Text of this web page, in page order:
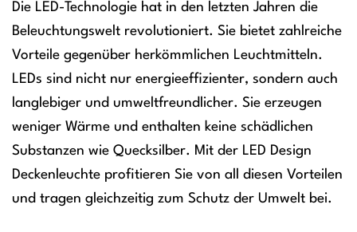
Die LED-Technologie hat in den letzten Jahren die
Beleuchtungswelt revolutioniert. Sie bietet zahlreiche
Vorteile gegenüber herkömmlichen Leuchtmitteln.
LEDs sind nicht nur energieeffizienter, sondern auch
langlebiger und umweltfreundlicher. Sie erzeugen
weniger Wärme und enthalten keine schädlichen
Substanzen wie Quecksilber. Mit der LED Design
Deckenleuchte profitieren Sie von all diesen Vorteilen
und tragen gleichzeitig zum Schutz der Umwelt bei.